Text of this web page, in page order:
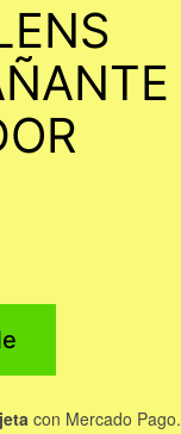
con Mercado Pago.